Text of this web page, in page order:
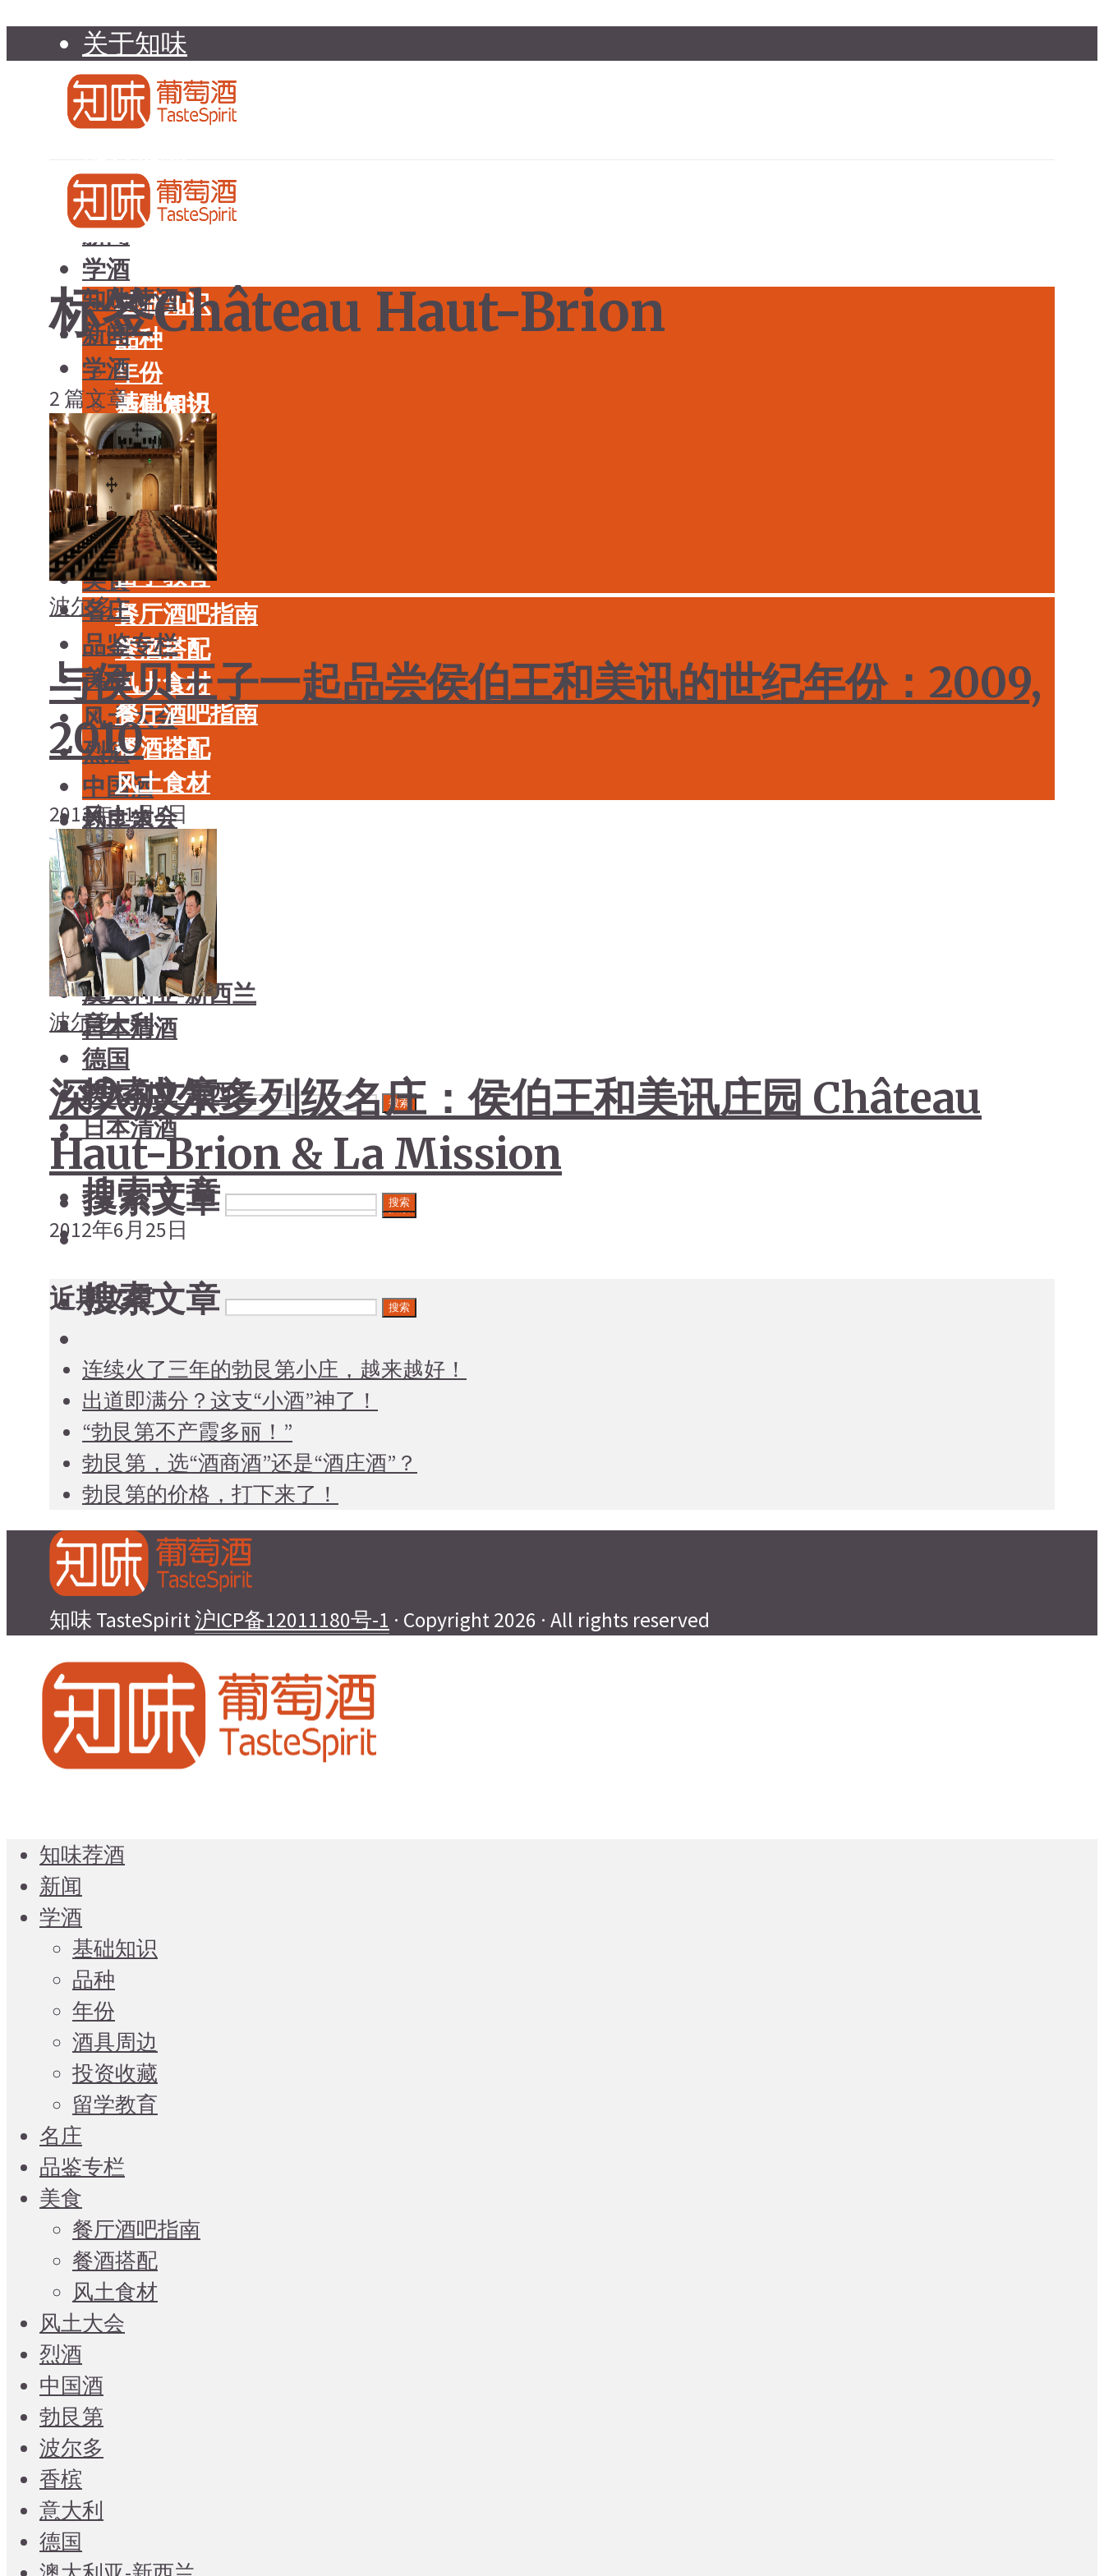
关于知味
知味介绍
知味专家顾问委员会
联系我们
知味荐酒
新闻
学酒
基础知识
品种
年份
酒具周边
投资收藏
留学教育
名庄
品鉴专栏
美食
餐厅酒吧指南
餐酒搭配
风土食材
风土大会
烈酒
中国酒
勃艮第
波尔多
香槟
意大利
德国
澳大利亚-新西兰
日本清酒
搜索文章 搜索
搜索文章 搜索
知味荐酒
新闻
学酒
基础知识
品种
年份
酒具周边
投资收藏
留学教育
名庄
品鉴专栏
美食
餐厅酒吧指南
餐酒搭配
风土食材
风土大会
烈酒
中国酒
勃艮第
波尔多
香槟
意大利
德国
澳大利亚-新西兰
日本清酒
搜索文章 搜索
搜索文章 搜索
标签Château Haut-Brion
2 篇文章
波尔多
与侯贝王子一起品尝侯伯王和美讯的世纪年份：2009,
2010
2013年11月5日
波尔多
深入波尔多列级名庄：侯伯王和美讯庄园 Château
Haut-Brion & La Mission
2012年6月25日
近期文章
连续火了三年的勃艮第小庄，越来越好！
出道即满分？这支“小酒”神了！
“勃艮第不产霞多丽！”
勃艮第，选“酒商酒”还是“酒庄酒”？
勃艮第的价格，打下来了！
知味 TasteSpirit沪ICP备12011180号-1 · Copyright 2026 · All rights reserved
知味荐酒
新闻
学酒
基础知识
品种
年份
酒具周边
投资收藏
留学教育
名庄
品鉴专栏
美食
餐厅酒吧指南
餐酒搭配
风土食材
风土大会
烈酒
中国酒
勃艮第
波尔多
香槟
意大利
德国